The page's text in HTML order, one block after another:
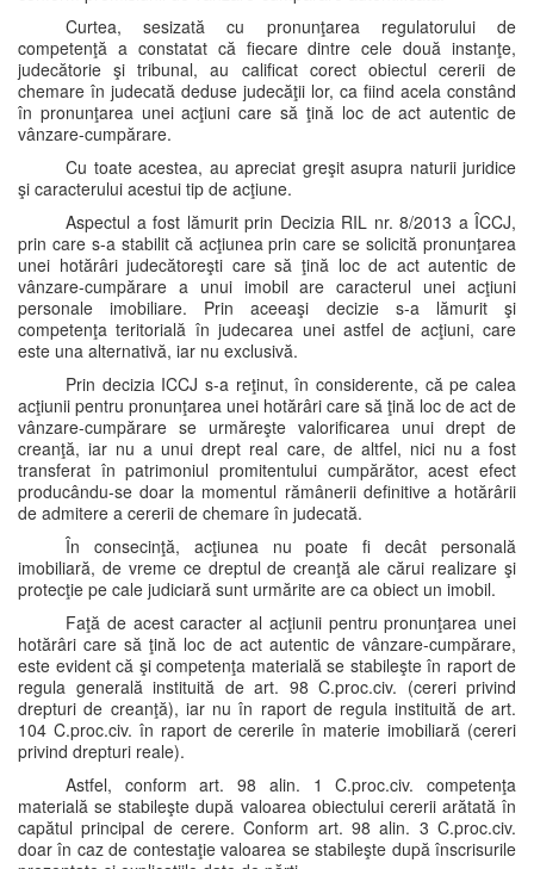
Curtea, sesizată cu pronunţarea regulatorului de
competenţă a constatat că fiecare dintre cele două instanţe,
judecătorie şi tribunal, au calificat corect obiectul cererii de
chemare în judecată deduse judecăţii lor, ca fiind acela constând
în pronunţarea unei acţiuni care să ţină loc de act autentic de
vânzare-cumpărare.
Cu toate acestea, au apreciat greşit asupra naturii juridice
şi caracterului acestui tip de acţiune.
Aspectul a fost lămurit prin Decizia RIL nr. 8/2013 a ÎCCJ,
prin care s-a stabilit că acţiunea prin care se solicită pronunţarea
unei hotărâri judecătoreşti care să ţină loc de act autentic de
vânzare-cumpărare a unui imobil are caracterul unei acţiuni
personale imobiliare. Prin aceeaşi decizie s-a lămurit şi
competenţa teritorială în judecarea unei astfel de acţiuni, care
este una alternativă, iar nu exclusivă.
Prin decizia ICCJ s-a reţinut, în considerente, că pe calea
acţiunii pentru pronunţarea unei hotărâri care să ţină loc de act de
vânzare-cumpărare se urmăreşte valorificarea unui drept de
creanţă, iar nu a unui drept real care, de altfel, nici nu a fost
transferat în patrimoniul promitentului cumpărător, acest efect
producându-se doar la momentul rămânerii definitive a hotărârii
de admitere a cererii de chemare în judecată.
În consecinţă, acţiunea nu poate fi decât personală
imobiliară, de vreme ce dreptul de creanţă ale cărui realizare şi
protecţie pe cale judiciară sunt urmărite are ca obiect un imobil.
Faţă de acest caracter al acţiunii pentru pronunţarea unei
hotărâri care să ţină loc de act autentic de vânzare-cumpărare,
este evident că şi competenţa materială se stabileşte în raport de
regula generală instituită de art. 98 C.proc.civ. (cereri privind
drepturi de creanţă), iar nu în raport de regula instituită de art.
104 C.proc.civ. în raport de cererile în materie imobiliară (cereri
privind drepturi reale).
Astfel, conform art. 98 alin. 1 C.proc.civ. competenţa
materială se stabileşte după valoarea obiectului cererii arătată în
capătul principal de cerere. Conform art. 98 alin. 3 C.proc.civ.
doar în caz de contestaţie valoarea se stabileşte după înscrisurile